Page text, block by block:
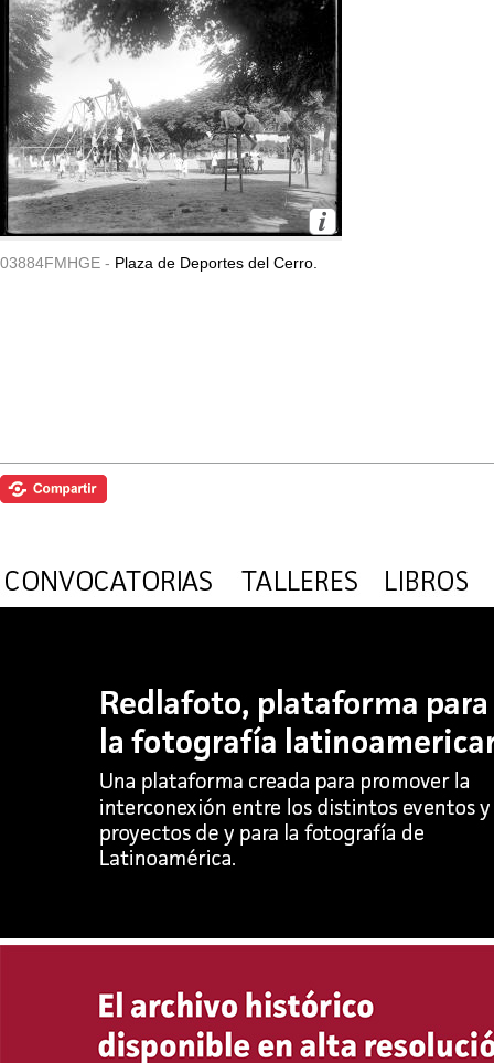
03884FMHGE - Plaza de Deportes del Cerro.